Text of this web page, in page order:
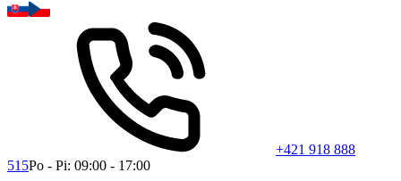
+421 918 888
515Po - Pi: 09:00 - 17:00